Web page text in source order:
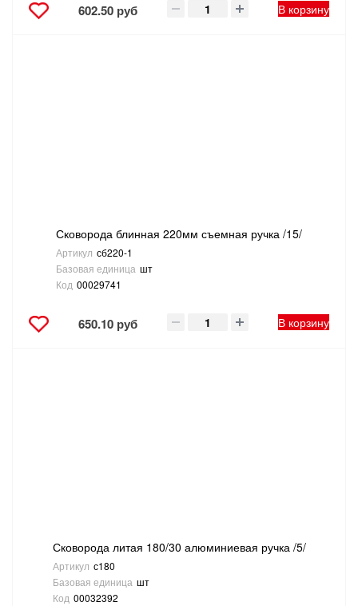
602.50 руб В корзину
Сковорода блинная 220мм съемная ручка /15/
Артикул сб220-1
Базовая единица шт
Код 00029741
650.10 руб В корзину
Сковорода литая 180/30 алюминиевая ручка /5/
Артикул с180
Базовая единица шт
Код 00032392